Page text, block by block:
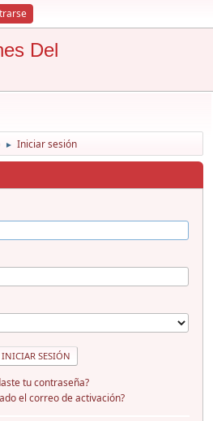
► Iniciar sesión
tu contraseña?
el correo de activación?